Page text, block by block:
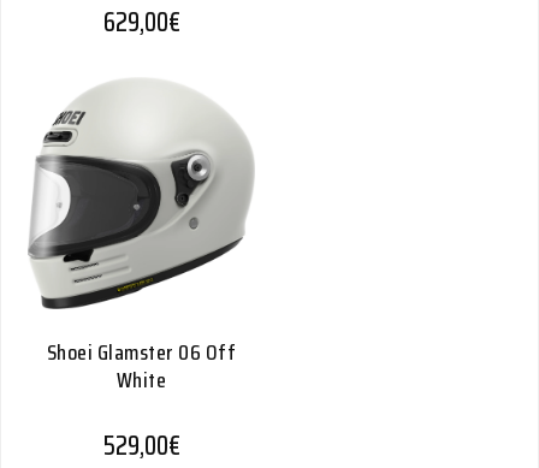
629,00€
Shoei Glamster 06 Off
White
529,00€